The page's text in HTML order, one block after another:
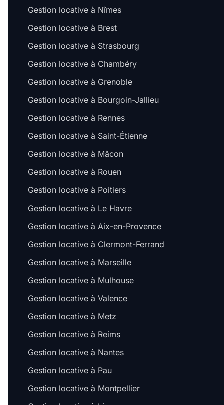
Gestion locative à Nîmes
Gestion locative à Brest
Gestion locative à Strasbourg
Gestion locative à Chambéry
Gestion locative à Grenoble
Gestion locative à Bourgoin-Jallieu
Gestion locative à Rennes
Gestion locative à Saint-Étienne
Gestion locative à Mâcon
Gestion locative à Rouen
Gestion locative à Poitiers
Gestion locative à Le Havre
Gestion locative à Aix-en-Provence
Gestion locative à Clermont-Ferrand
Gestion locative à Marseille
Gestion locative à Mulhouse
Gestion locative à Valence
Gestion locative à Metz
Gestion locative à Reims
Gestion locative à Nantes
Gestion locative à Pau
Gestion locative à Montpellier